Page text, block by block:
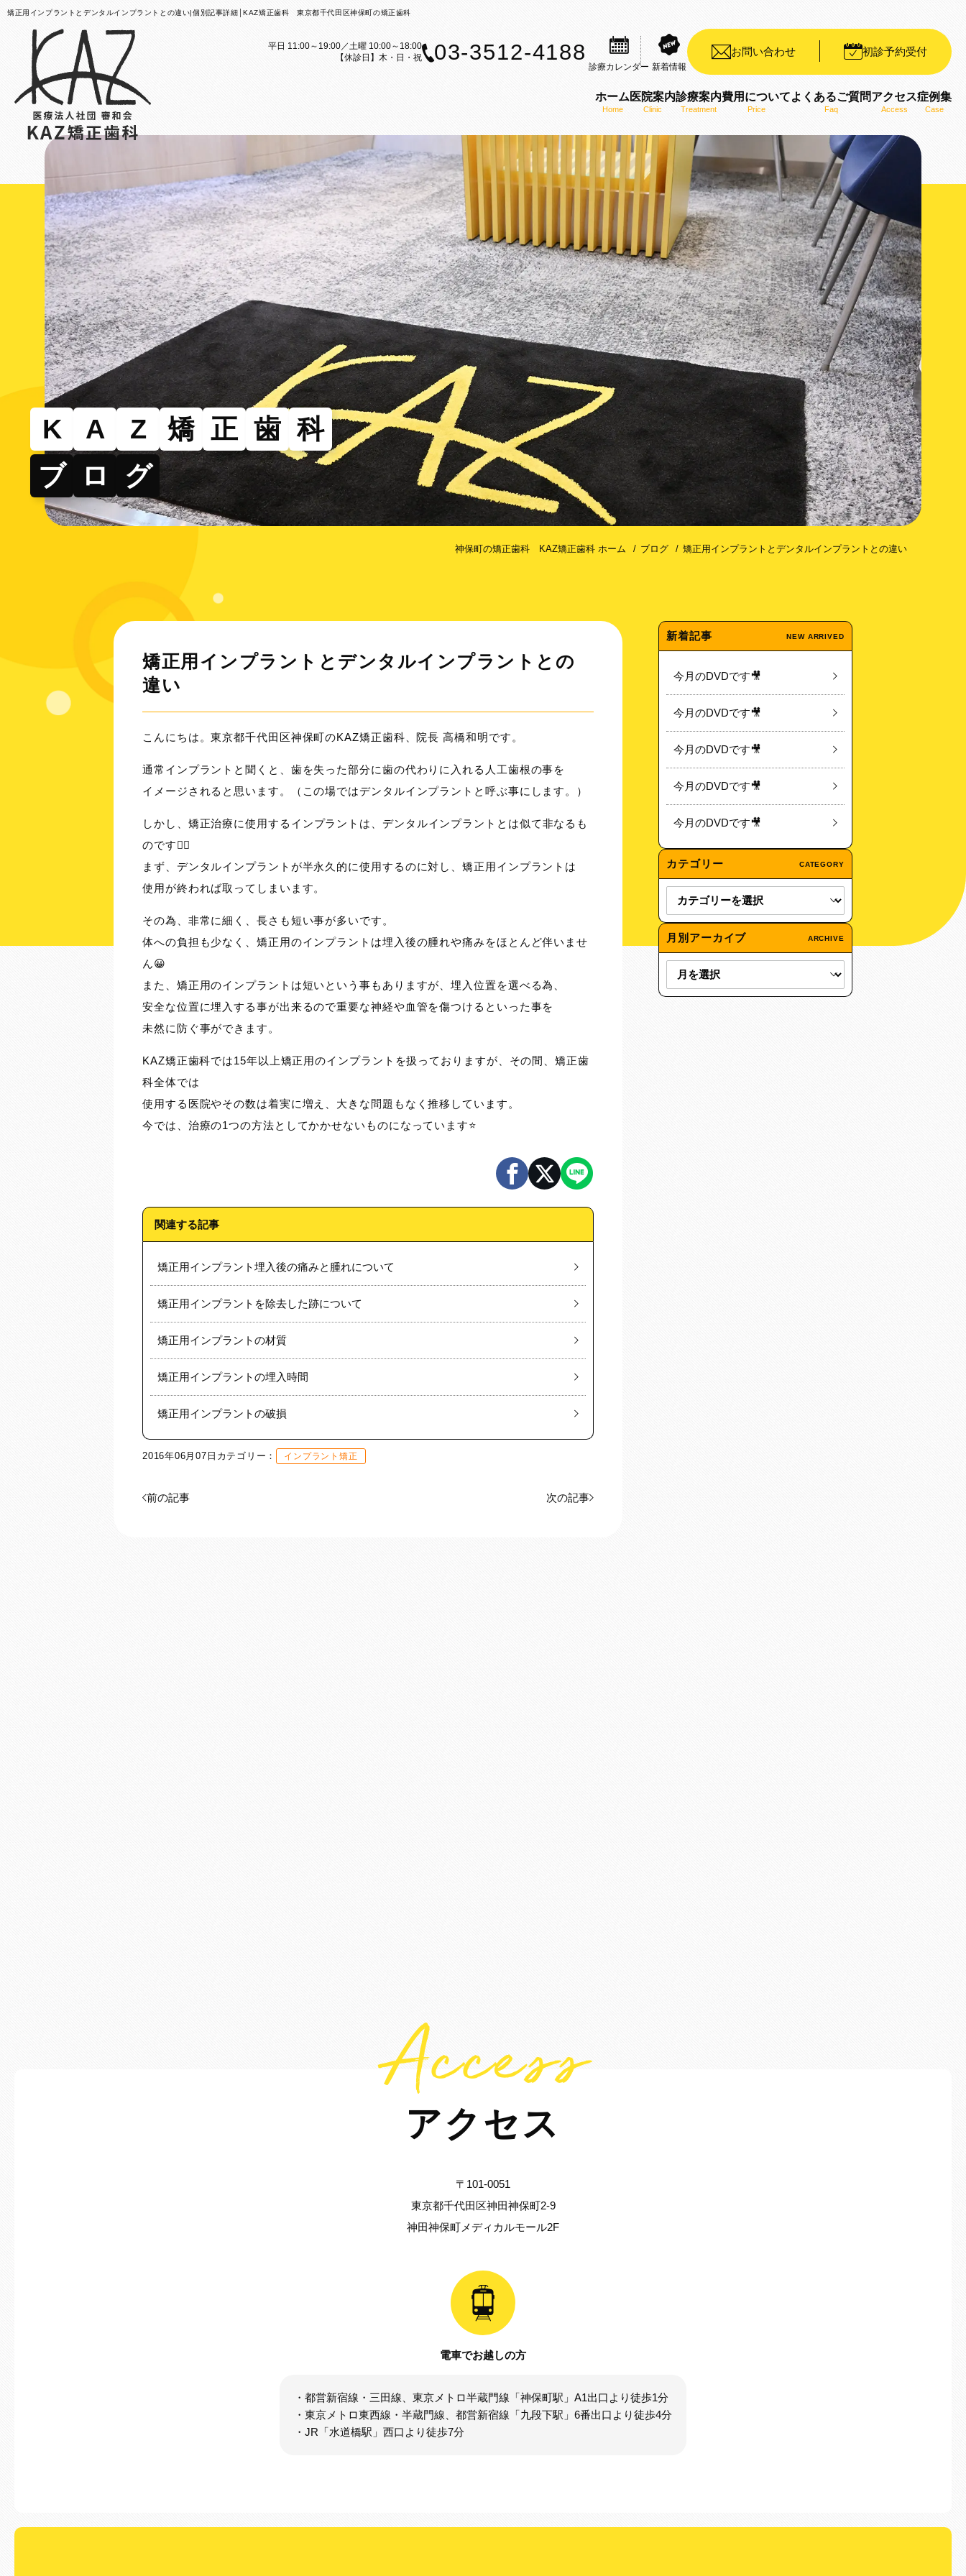
矯正用インプラントとデンタルインプラントとの違い|個別記事詳細│KAZ矯正歯科 東京都千代田区神保町の矯正歯科
平日 11:00～19:00／土曜 10:00～18:00
【休診日】木・日・祝
03-3512-4188
診療カレンダー 新着情報
お問い合わせ 初診予約受付
ホーム
Home
医院案内
Clinic
KAZ矯正歯科の理念
医院案内 KAZ矯正歯科の特徴
歯科用CT 口腔内スキャナー（iTero）
スタッフ募集 感染予防対策
KAZ矯正歯科ブログ
診療案内
Treatment
矯正歯科治療のご案内
これから矯正歯科治療をお考えの方へ
矯正歯科治療の流れ
大人の矯正（成人矯正）
子どもの矯正（小児矯正）
口腔筋機能療法（MFT）
矯正装置のご紹介
セルフライゲーションブラケット装置（デイモンシステム）
カスタムメイド型リンガルブラケット矯正装置（WIN）
マウスピース型矯正装置（インビザライン）
歯科矯正用アンカースクリューを用いた矯正治療
その他
部分的な矯正（MTM）
できるだけ歯を抜かない矯正
歯のクリーニング
治療期間を短くするための方法
コルチコトミー（歯槽骨皮質骨切除術）
費用について
Price
よくあるご質問
Faq
アクセス
Access
症例集
Case
K A Z 矯 正 歯 科
ブ
ロ グ
神保町の矯正歯科 KAZ矯正歯科 ホーム ブログ 矯正用インプラントとデンタルインプラントとの違い
矯正用インプラントとデンタルインプラントとの
違い
こんにちは。東京都千代田区神保町のKAZ矯正歯科、院長 高橋和明です。
通常インプラントと聞くと、歯を失った部分に歯の代わりに入れる人工歯根の事を
イメージされると思います。（この場ではデンタルインプラントと呼ぶ事にします。）
しかし、 矯正治療に使用するインプラント は、デンタルインプラントとは似て非なるも
のです☝🏻
まず、デンタルインプラントが半永久的に使用するのに対し、矯正用インプラントは
使用が終われば取ってしまいます。
その為、非常に細く、長さも短い事が多いです。
体への負担も少なく、矯正用のインプラントは埋入後の腫れや痛みをほとんど伴いませ
ん😀
また、矯正用のインプラントは短いという事もありますが、埋入位置を選べる為、
安全な位置に埋入する事が出来るので重要な神経や血管を傷つけるといった事を
未然に防ぐ事ができます。
KAZ矯正歯科では15年以上矯正用のインプラントを扱っておりますが、その間、矯正歯
科全体では
使用する医院やその数は着実に増え、大きな問題もなく推移しています。
今では、治療の1つの方法としてかかせないものになっています⭐️
関連する記事
矯正用インプラント埋入後の痛みと腫れについて
矯正用インプラントを除去した跡について
矯正用インプラントの材質
矯正用インプラントの埋入時間
矯正用インプラントの破損
2016年06月07日 カテゴリー： インプラント矯正
前の記事 次の記事
新着記事 NEW ARRIVED
今月のDVDです🎥
今月のDVDです🎥
今月のDVDです🎥
今月のDVDです🎥
今月のDVDです🎥
カテゴリー CATEGORY
月別アーカイブ ARCHIVE
Access
アクセス
〒101-0051
東京都千代田区神田神保町2-9
神田神保町メディカルモール2F
電車でお越しの方
・都営新宿線・三田線、東京メトロ半蔵門線「神保町駅」A1出口より徒歩1分
・東京メトロ東西線・半蔵門線、都営新宿線「九段下駅」6番出口より徒歩4分
・JR「水道橋駅」西口より徒歩7分
医院案内
矯正歯科治療のご案内
その他